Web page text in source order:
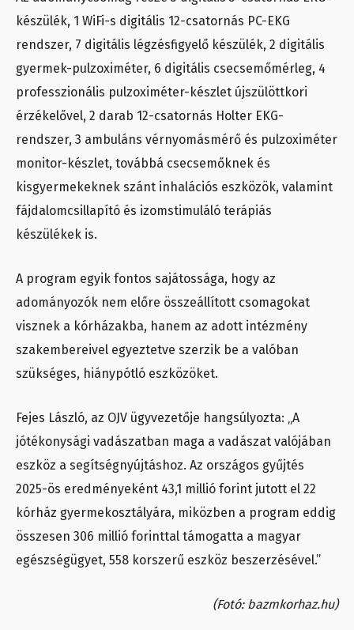
készülék, 1 WiFi-s digitális 12-csatornás PC-EKG
rendszer, 7 digitális légzésfigyelő készülék, 2 digitális
gyermek-pulzoximéter, 6 digitális csecsemőmérleg, 4
professzionális pulzoximéter-készlet újszülöttkori
érzékelővel, 2 darab 12-csatornás Holter EKG-
rendszer, 3 ambuláns vérnyomásmérő és pulzoximéter
monitor-készlet, továbbá csecsemőknek és
kisgyermekeknek szánt inhalációs eszközök, valamint
fájdalomcsillapító és izomstimuláló terápiás
készülékek is.
A program egyik fontos sajátossága, hogy az
adományozók nem előre összeállított csomagokat
visznek a kórházakba, hanem az adott intézmény
szakembereivel egyeztetve szerzik be a valóban
szükséges, hiánypótló eszközöket.
Fejes László, az OJV ügyvezetője hangsúlyozta: „A
jótékonysági vadászatban maga a vadászat valójában
eszköz a segítségnyújtáshoz. Az országos gyűjtés
2025-ös eredményeként 43,1 millió forint jutott el 22
kórház gyermekosztályára, miközben a program eddig
összesen 306 millió forinttal támogatta a magyar
egészségügyet, 558 korszerű eszköz beszerzésével.”
(Fotó: bazmkorhaz.hu)